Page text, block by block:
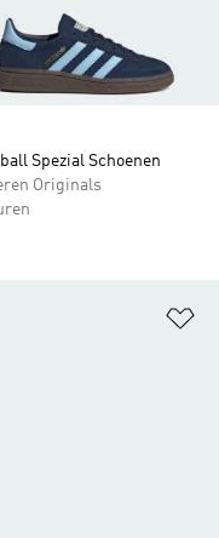
Spezial Schoenen
Originals